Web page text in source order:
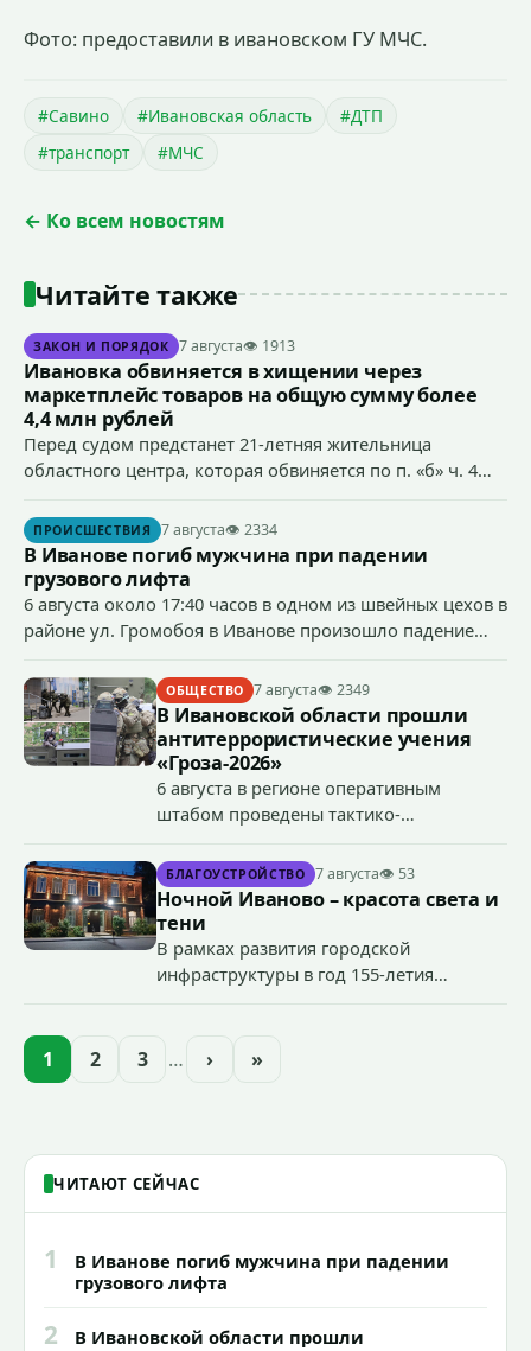
Фото: предоставили в ивановском ГУ МЧС.
#Савино #Ивановская область
#ДТП
#транспорт
#МЧС
← Ко всем новостям
Читайте также
ЗАКОН И ПОРЯДОК 7 августа👁 1913
Ивановка обвиняется в хищении через
маркетплейс товаров на общую сумму более
4,4 млн рублей
Перед судом предстанет 21-летняя жительница
областного центра, которая обвиняется по п. «б» ч. 4
сумму более 4,4 млн рублей через маркетплейс.
ПРОИСШЕСТВИЯ 7 августа👁 2334
В Иванове погиб мужчина при падении
грузового лифта
6 августа около 17:40 часов в одном из швейных цехов в
районе ул. Громобоя в Иванове произошло падение
ОБЩЕСТВО 7 августа👁 2349
В Ивановской области прошли
антитеррористические учения
«Гроза-2026»
6 августа в регионе оперативным
штабом проведены тактико-
террористического акта на объекте
органов государственной власти.
«Гроза-2026».
БЛАГОУСТРОЙСТВО 7 августа👁 53
Ночной Иваново – красота света и
тени
В рамках развития городской
инфраструктуры в год 155-летия
проекта подсветки исторических
1 2 3 … › »
ЧИТАЮТ СЕЙЧАС
1
В Иванове погиб мужчина при падении
грузового лифта
2
В Ивановской области прошли